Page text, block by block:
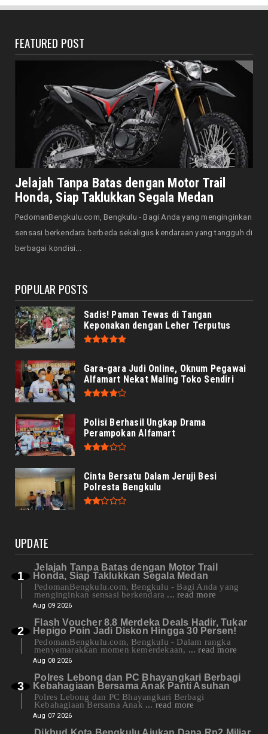
Gelar Lomba Kebersihan...
Jaga Kehormatan Simbol Negara, Walikota:
Jangan Pasang Bende...
August 07, 2026
DAERAH
Bersama Forkopimda, Walikota – Wawali
Bagikan 5.000 Bendera ...
August 07, 2026
JELAJAH
Saat Amal Masjid Keliru, Nasib Negeri
Mengharu-biru
August 07, 2026
Honda CUV e: Motor Listrik Canggih, Penuh
FEATURED POST
Jelajah Tanpa Batas dengan Motor Trail
Honda, Siap Taklukkan Segala Medan
PedomanBengkulu.com, Bengkulu - Bagi Anda yang menginginkan
sensasi berkendara berbeda sekaligus kendaraan yang tangguh di
berbagai kondisi...
POPULAR POSTS
Sadis! Paman Tewas di Tangan
Keponakan dengan Leher Terputus
Gara-gara Judi Online, Oknum Pegawai
Alfamart Nekat Maling Toko Sendiri
Polisi Berhasil Ungkap Drama
Perampokan Alfamart
Cinta Bersatu Dalam Jeruji Besi
Polresta Bengkulu
UPDATE
Jelajah Tanpa Batas dengan Motor Trail
Honda, Siap Taklukkan Segala Medan
PedomanBengkulu.com, Bengkulu - Bagi Anda yang
menginginkan sensasi berkendara ... read more
Aug 09 2026
Flash Voucher 8.8 Merdeka Deals Hadir, Tukar
Hepigo Poin Jadi Diskon Hingga 30 Persen!
PedomanBengkulu.com, Bengkulu - Dalam rangka
menyemarakkan momen kemerdekaan, ... read more
Aug 08 2026
Polres Lebong dan PC Bhayangkari Berbagi
Kebahagiaan Bersama Anak Panti Asuhan
Polres Lebong dan PC Bhayangkari Berbagi
Kebahagiaan Bersama Anak ... read more
Aug 07 2026